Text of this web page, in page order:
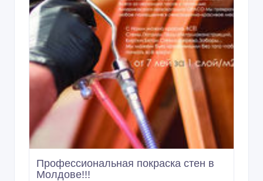
Профессиональная покраска стен в
Молдове!!!